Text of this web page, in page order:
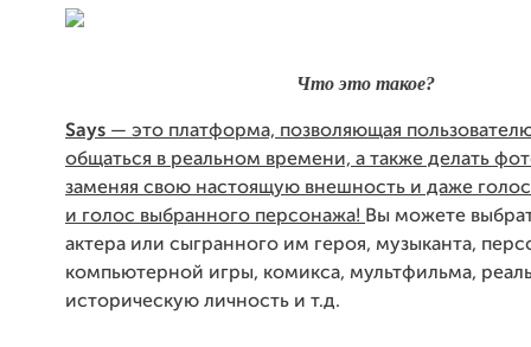
Что это такое?
Says — это платформа, позволяющая
общаться в реальном времени, а также делать
заменяя свою настоящую внешность и даже
и голос выбранного персонажа! Вы можете
актера или сыгранного им героя, музыканта,
компьютерной игры, комикса, мультфильма,
историческую личность и т.д.